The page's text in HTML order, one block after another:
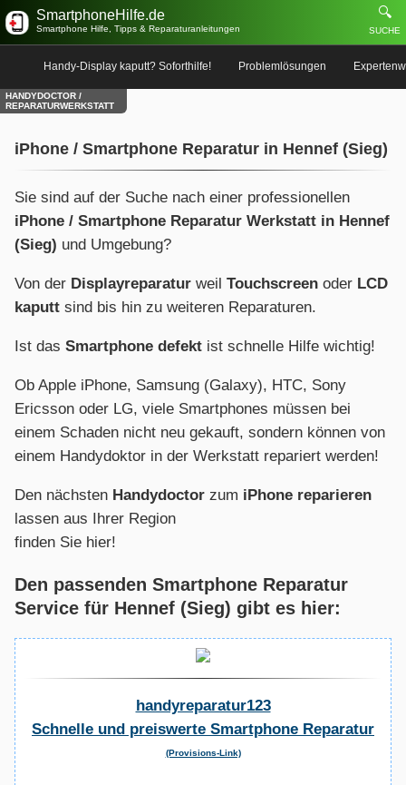
SmartphoneHilfe.de
Smartphone Hilfe, Tipps & Reparaturanleitungen
🔍
SUCHE
Handy-Display kaputt? Soforthilfe! Problemlösungen
HANDYDOCTOR /
REPARATURWERKSTATT
iPhone / Smartphone Reparatur in Hennef (Sieg)
Sie sind auf der Suche nach einer professionellen
iPhone / Smartphone Reparatur Werkstatt in Hennef
(Sieg) und Umgebung?
Von der Displayreparatur weil Touchscreen oder LCD
kaputt sind bis hin zu weiteren Reparaturen.
Ist das Smartphone defekt ist schnelle Hilfe wichtig!
Ob Apple iPhone, Samsung (Galaxy), HTC, Sony
Ericsson oder LG, viele Smartphones müssen bei
einem Schaden nicht neu gekauft, sondern können von
einem Handydoktor in der Werkstatt repariert werden!
Den nächsten Handydoctor zum iPhone reparieren
lassen aus Ihrer Region
finden Sie hier!
Den passenden Smartphone Reparatur
Service für Hennef (Sieg) gibt es hier:
handyreparatur123
Schnelle und preiswerte Smartphone Reparatur
(Provisions-Link)